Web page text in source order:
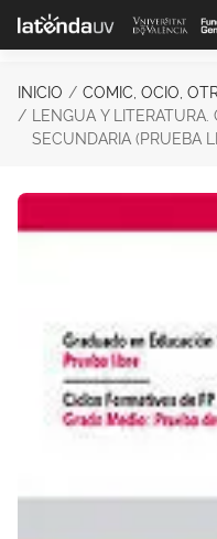
Saltar al contenido
INICIO COMIC, OCIO,
LENGUA Y
SECUNDARIA (PRUEBA